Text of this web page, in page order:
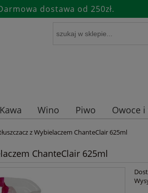
dostawa od 250zł.
Kawa Wino Piwo Owoce
z Wybielaczem ChanteClair 625ml
ChanteClair 625ml